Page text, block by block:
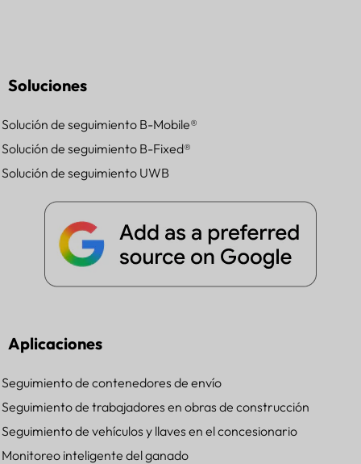
Soluciones
Solución de seguimiento B-Mobile®
Solución de seguimiento B-Fixed®
Solución de seguimiento UWB
Aplicaciones
Seguimiento de contenedores de envío
Seguimiento de trabajadores en obras de construcción
Seguimiento de vehículos y llaves en el concesionario
Monitoreo inteligente del ganado